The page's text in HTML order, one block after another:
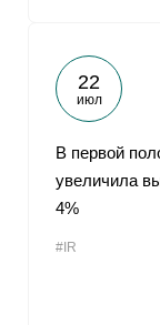
22
июл
В первой
увеличила
4%
#IR